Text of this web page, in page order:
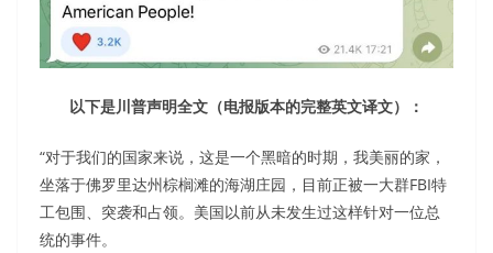
以下是川普声明全文（电报版本的完整英文译文）：
“对于我们的国家来说，这是一个黑暗的时期，我美丽的家，
坐落于佛罗里达州棕榈滩的海湖庄园，目前正被一大群FBI特
工包围、突袭和占领。美国以前从未发生过这样针对一位总
统的事件。